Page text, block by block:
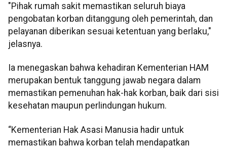
"Pihak rumah sakit memastikan seluruh biaya
pengobatan korban ditanggung oleh pemerintah, dan
pelayanan diberikan sesuai ketentuan yang berlaku,"
jelasnya.
Ia menegaskan bahwa kehadiran Kementerian HAM
merupakan bentuk tanggung jawab negara dalam
memastikan pemenuhan hak-hak korban, baik dari sisi
kesehatan maupun perlindungan hukum.
“Kementerian Hak Asasi Manusia hadir untuk
memastikan bahwa korban telah mendapatkan